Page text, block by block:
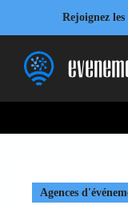
contenu
Rejoignez
Agences